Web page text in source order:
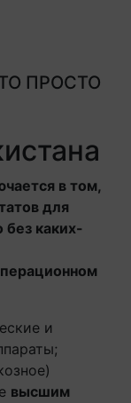
ПРОСТО
в том,
для
без каких-
и
высшим